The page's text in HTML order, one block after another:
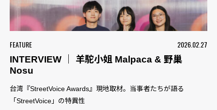
FEATURE
2026.02.27
INTERVIEW ｜ 羊駝小姐 Malpaca & 野巢
Nosu
台湾『StreetVoice Awards』現地取材。当事者たちが語る
「StreetVoice」の特異性